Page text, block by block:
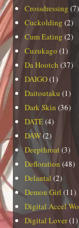
Crossdressing (7)
Cuckolding (2)
Cum Eating (2)
Cuzukago (1)
Da Hootch (37)
DAIGO(1)
Daitoutaku (1)
Dark Skin (36)
DATE(4)
DAW(2)
Deepthroat (3)
Defloration (48)
Delantal (2)
Demon Girl (11)
Digital Accel
Digital Lover(1)